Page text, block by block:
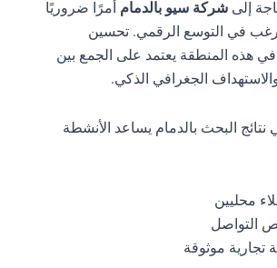
إلى شركة سيو بالدمامأمرًا ضروريًا
في التوسع الرقمي. تحسين
هذه المنطقة يعتمد على الجمع بين
الجغرافي الذكي.
نتائج البحث بالدمام يساعد الأنشطة
محليين
التواصل
تجارية موثوقة